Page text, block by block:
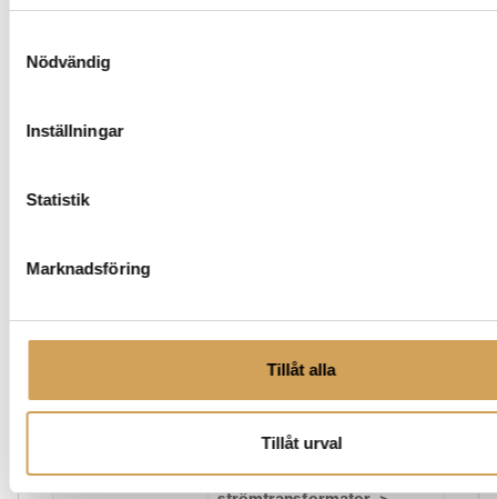
Nödvändig
Inställningar
Statistik
Marknadsföring
Tillåt alla
Tillåt urval
Total maximal
DC-utgång 3A, 72W
Extern säkring T2A/250V
portar Överbelastning/
överbelastning:
isolerande